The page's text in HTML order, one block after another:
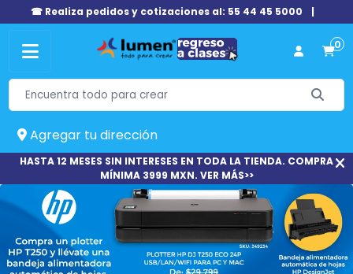
☎ Realiza pedidos y cotizaciones al: 55 44 45 5000 |
0
Agregar tu dirección
HASTA 12 MESES SIN INTERESES EN TODA LA TIENDA. COMPRA
MÍNIMA 3999 MXN. VER MÁS>>